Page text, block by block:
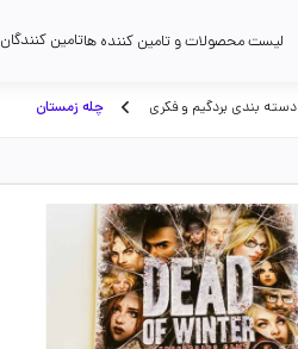
لیست محصولات و تامین کننده هاتامین کنندگان
دسته بندی بردگیم و فکری چله زمستان